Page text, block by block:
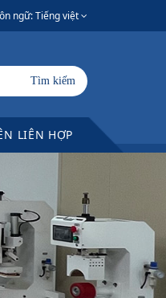
ngữ: Tiếng việt
Tìm kiếm
LIÊN HỢP